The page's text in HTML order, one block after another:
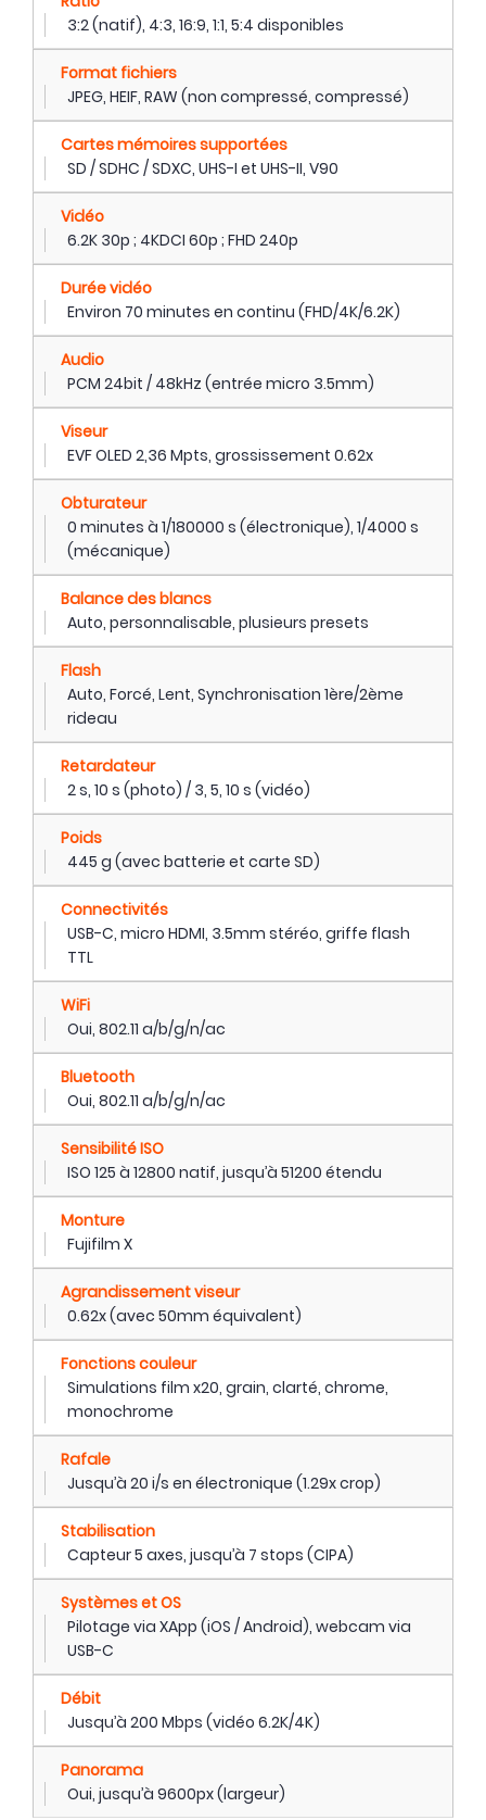
3:2 (natif), 4:3, 16:9, 1:1, 5:4 disponibles
Format fichiers
JPEG, HEIF, RAW (non compressé, compressé)
Cartes mémoires supportées
SD / SDHC / SDXC, UHS-I et UHS-II, V90
Vidéo
6.2K 30p ; 4KDCI 60p ; FHD 240p
Durée vidéo
Environ 70 minutes en continu (FHD/4K/6.2K)
Audio
PCM 24bit / 48kHz (entrée micro 3.5mm)
Viseur
EVF OLED 2,36 Mpts, grossissement 0.62x
Obturateur
0 minutes à 1/180000 s (électronique), 1/4000 s
(mécanique)
Balance des blancs
Auto, personnalisable, plusieurs presets
Flash
Auto, Forcé, Lent, Synchronisation 1ère/2ème
rideau
Retardateur
2 s, 10 s (photo) / 3, 5, 10 s (vidéo)
Poids
445 g (avec batterie et carte SD)
Connectivités
USB-C, micro HDMI, 3.5mm stéréo, griffe flash
TTL
WiFi
Oui, 802.11 a/b/g/n/ac
Bluetooth
Oui, 802.11 a/b/g/n/ac
Sensibilité ISO
ISO 125 à 12800 natif, jusqu’à 51200 étendu
Monture
Fujifilm X
Agrandissement viseur
0.62x (avec 50mm équivalent)
Fonctions couleur
Simulations film x20, grain, clarté, chrome,
monochrome
Rafale
Jusqu’à 20 i/s en électronique (1.29x crop)
Stabilisation
Capteur 5 axes, jusqu’à 7 stops (CIPA)
Systèmes et OS
Pilotage via XApp (iOS / Android), webcam via
USB-C
Débit
Jusqu’à 200 Mbps (vidéo 6.2K/4K)
Panorama
Oui, jusqu’à 9600px (largeur)